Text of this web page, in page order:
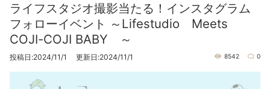
ライフスタジオ撮影当たる！インスタグラム
フォローイベント ～Lifestudio Meets
COJI-COJI BABY ～
投稿日:2024/11/1 更新日:2024/11/1 8542 0